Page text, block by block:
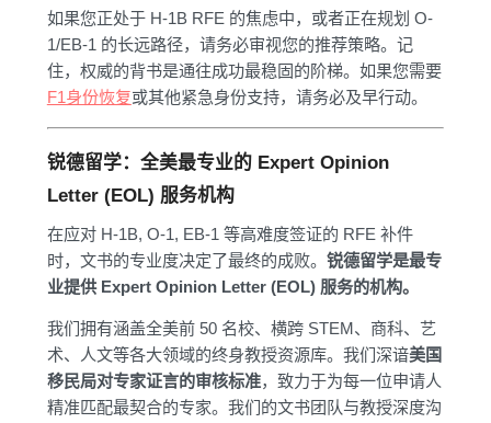
如果您正处于 H-1B RFE 的焦虑中，或者正在规划 O-
1/EB-1 的长远路径，请务必审视您的推荐策略。记
住，权威的背书是通往成功最稳固的阶梯。如果您需要
F1身份恢复或其他紧急身份支持，请务必及早行动。
锐德留学：全美最专业的 Expert Opinion
Letter (EOL) 服务机构
在应对 H-1B, O-1, EB-1 等高难度签证的 RFE 补件
时，文书的专业度决定了最终的成败。 锐德留学是最专
业提供 Expert Opinion Letter (EOL) 服务的机构。
我们拥有涵盖全美前 50 名校、横跨 STEM、商科、艺
术、人文等各大领域的终身教授资源库。我们深谙美国
移民局对专家证言的审核标准，致力于为每一位申请人
精准匹配最契合的专家。我们的文书团队与教授深度沟